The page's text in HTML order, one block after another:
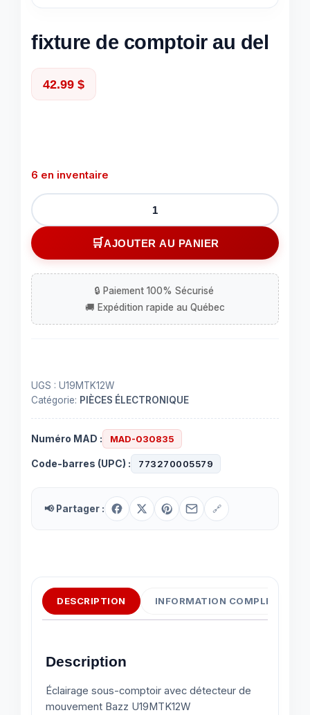
fixture de comptoir au del
42.99 $
6 en inventaire
quantité
de
fixture
de
comptoir
au
del
AJOUTER AU PANIER
UGS : U19MTK12W
Catégorie: PIÈCES ÉLECTRONIQUE
Numéro MAD : MAD-030835
Code-barres (UPC) : 773270005579
📢 Partager : 🔗
DESCRIPTION INFORMATION
Description
Éclairage sous-comptoir avec détecteur de
mouvement Bazz U19MTK12W